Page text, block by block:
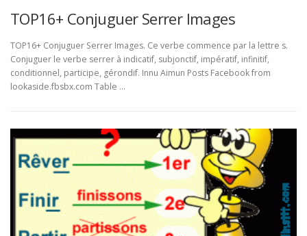
TOP16+ Conjuguer Serrer Images
TOP16+ Conjuguer Serrer Images. Ce verbe commence par la lettre s.
Conjuguer le verbe serrer à indicatif, subjonctif, impératif, infinitif,
conditionnel, participe, gérondif. Innu Aimun Posts Facebook from
lookaside.fbsbx.com Table …